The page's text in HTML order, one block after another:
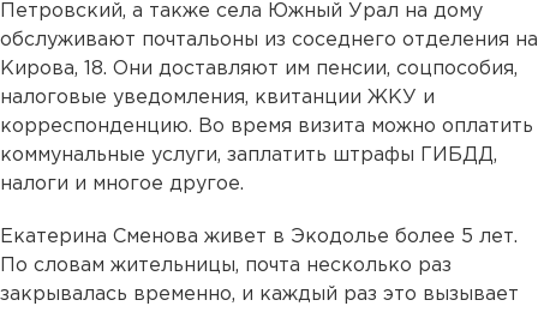
Петровский, а также села Южный Урал на дому
обслуживают почтальоны из соседнего отделения на
Кирова, 18. Они доставляют им пенсии, соцпособия,
налоговые уведомления, квитанции ЖКУ и
корреспонденцию. Во время визита можно оплатить
коммунальные услуги, заплатить штрафы ГИБДД,
налоги и многое другое.
Екатерина Сменова живет в Экодолье более 5 лет.
По словам жительницы, почта несколько раз
закрывалась временно, и каждый раз это вызывает